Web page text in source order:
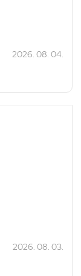
2026. 08. 04.
2026. 08. 03.